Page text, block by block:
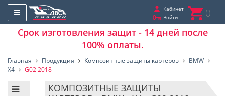
Кабинет
Войти
0
Срок изготовления защит - 14 дней после
100% оплаты.
Главная Продукция Композитные защиты картеров
BMW
X4
G02 2018-
КОМПОЗИТНЫЕ ЗАЩИТЫ
КАРТЕРОВ - BMW - X4 - G02 2018-